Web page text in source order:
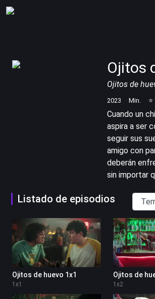
Ojitos
Ojitos de
2023 Min. ⭐
Cuando un
aspira a ser
seguir sus
amigo con
deberán
sin importar
Listado de episodios
Ojitos de huevo 1x1
1 x1
Ojitos de
1 x2